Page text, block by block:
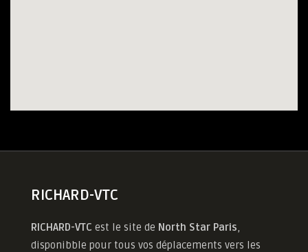
RICHARD-VTC
RICHARD-VTC est le site de North Star Paris,
disponibble pour tous vos déplacements vers les